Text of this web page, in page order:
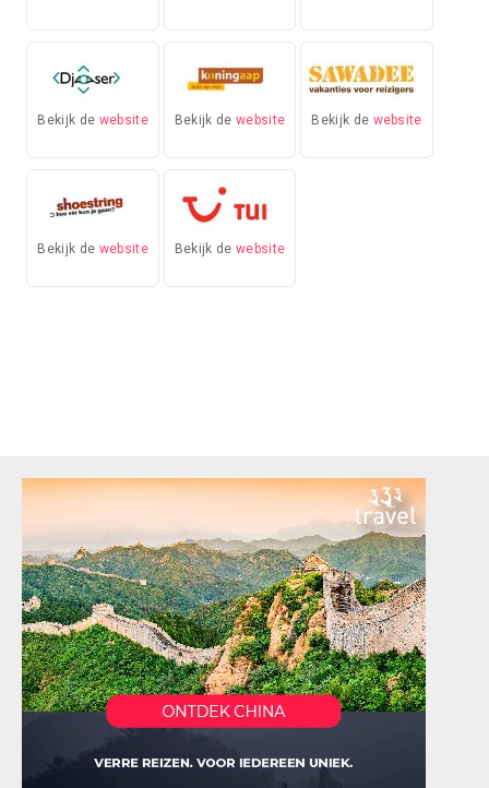
Bekijk de website Bekijk dewebsite Bekijk de website
Bekijk de website Bekijk dewebsite